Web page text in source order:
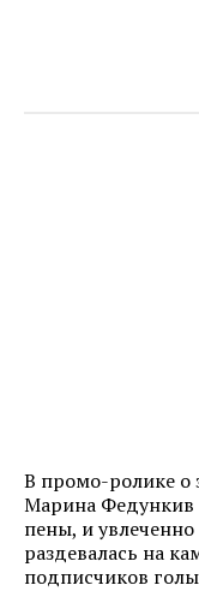
В промо-ролике о
Марина Федункив
пены, и
раздевалась на
подписчиков